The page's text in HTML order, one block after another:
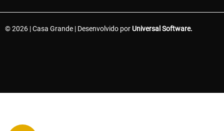
© 2026 | Casa Grande | Desenvolvido por Universal Software.